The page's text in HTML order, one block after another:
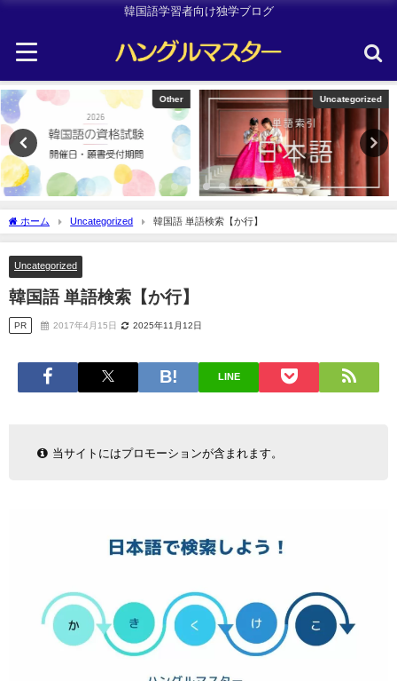
韓国語学習者向け独学ブログ
Uncategorized 韓国旅行
ホーム Uncategorized 韓国語 単語検索【か行】
Uncategorized
韓国語 単語検索【か行】
PR 2017年4月15日 2025年11月12日
LINE
当サイトにはプロモーションが含まれます。